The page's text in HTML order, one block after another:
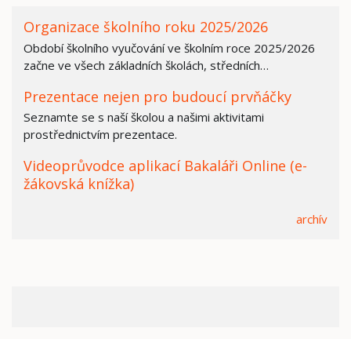
Organizace školního roku 2025/2026
Období školního vyučování ve školním roce 2025/2026
začne ve všech základních školách, středních…
Prezentace nejen pro budoucí prvňáčky
Seznamte se s naší školou a našimi aktivitami
prostřednictvím prezentace.
Videoprůvodce aplikací Bakaláři Online (e-
žákovská knížka)
archív